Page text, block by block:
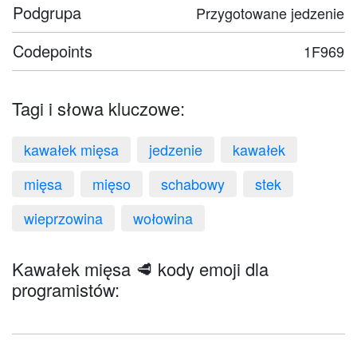
Podgrupa Przygotowane jedzenie
Codepoints 1F969
Tagi i słowa kluczowe:
kawałek mięsa jedzenie
kawałek
mięsa
mięso schabowy
stek
wieprzowina
wołowina
Kawałek mięsa 🥩 kody emoji dla
programistów: